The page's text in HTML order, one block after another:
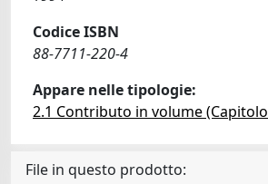
Codice ISBN
88-7711-220-4
Appare nelle tipologie:
2.1 Contributo in volume
File in questo prodotto: